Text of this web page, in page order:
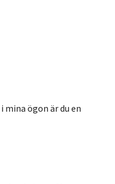
mina ögon är du en